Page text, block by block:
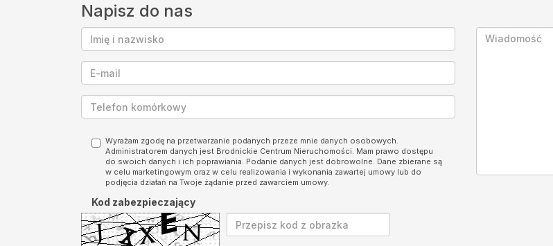
Napisz do nas
Wyrażam zgodę na przetwarzanie podanych przeze mnie danych osobowych.
Administratorem danych jest Brodnickie Centrum Nieruchomości. Mam prawo dostępu
do swoich danych i ich poprawiania. Podanie danych jest dobrowolne. Dane zbierane są
w celu marketingowym oraz w celu realizowania i wykonania zawartej umowy lub do
podjęcia działań na Twoje żądanie przed zawarciem umowy.
Kod zabezpieczający